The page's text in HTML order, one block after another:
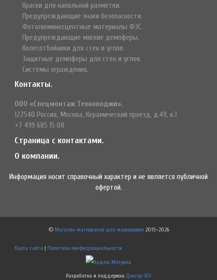
Краски для напольной разметки.
Предупреждающие знаки безопасности.
Фотолюминесцентные материалы ФЭС.
Предупреждающие мягкие демпферы.
Колесотбойники для стен и углов.
Защитные демпферы для стен и углов.
Системы ограждения.
Контакты.
ООО «Спецмонтаж Технолоджи».
127540 Россия, Москва, Керамический проезд, д.49, к.1
+7 499 685 15 08
Страница с контактами.
О компании.
Информация носит справочный характер и не является публичной
офертой.
© Магазин материалов для маркировки 2015–2026
Карта сайта | Политика конфиденциальности
Разработка и поддержка Доктор SEO